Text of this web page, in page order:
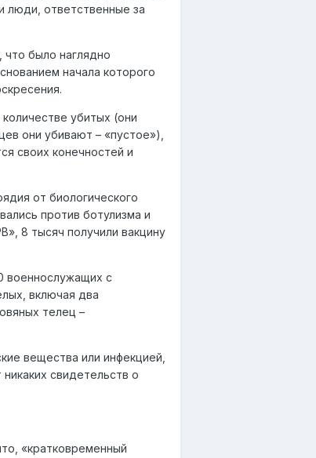
люди, ответственные за
было наглядно
начала которого
убитых (они
они убивают – «пустое»),
своих конечностей и
от биологического
против ботулизма и
8 тысяч получили вакцину
военнослужащих с
включая два
телец –
вещества или инфекцией,
свидетельств о
«кратковременный